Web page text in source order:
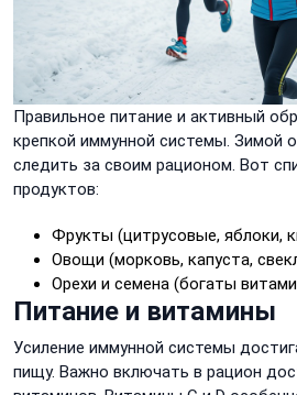
Правильное питание и активный
крепкой иммунной системы. Зимой
следить за своим рационом. Вот
продуктов:
Фрукты (цитрусовые, яблоки,
Овощи (морковь, капуста,
Орехи и семена (богаты
Питание и витамины
Усиление иммунной системы
пищу. Важно включать в рацион